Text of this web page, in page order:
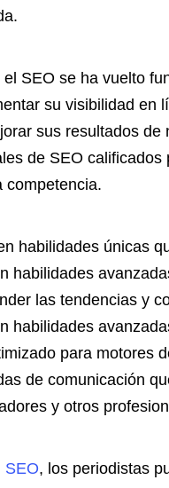
SEO se ha vuelto
su visibilidad en
sus resultados
de SEO
competencia.
habilidades únicas
habilidades
las tendencias y
habilidades
para motores
de comunicación
y otros
SEO, los periodistas